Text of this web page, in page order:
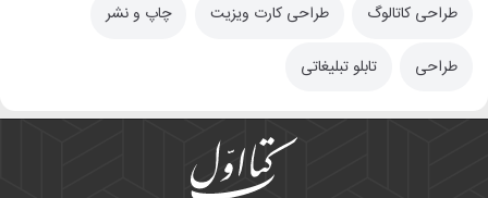
طراحی کاتالوگ طراحی کارت ویزیت چاپ و نشر
طراحی تابلو تبلیغاتی